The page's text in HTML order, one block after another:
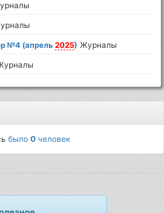
№4 (апрель2025) Журналы
было0 человек